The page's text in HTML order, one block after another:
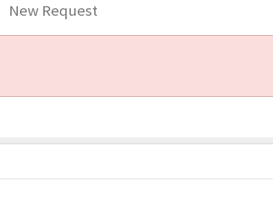
New Request